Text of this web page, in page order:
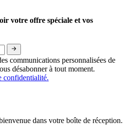
votre offre spéciale et vos
communications personnalisées de
désabonner à tout moment.
confidentialité.
dans votre boîte de réception.